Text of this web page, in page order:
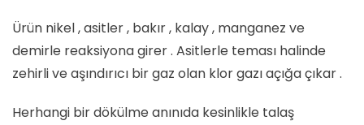
Ürün nikel , asitler , bakır , kalay , manganez ve
demirle reaksiyona girer . Asitlerle teması halinde
zehirli ve aşındırıcı bir gaz olan klor gazı açığa çıkar .
Herhangi bir dökülme anınıda kesinlikle talaş